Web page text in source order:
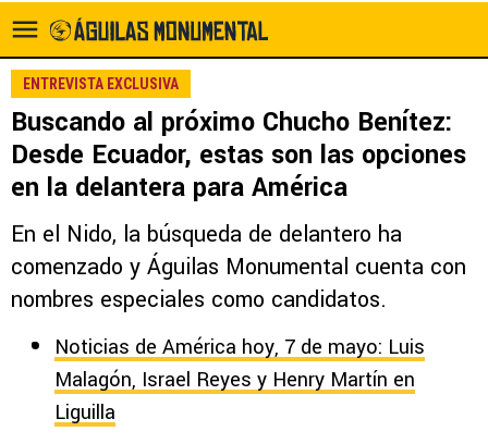
ENTREVISTA EXCLUSIVA
Buscando al próximo Chucho Benítez:
Desde Ecuador, estas son las opciones
en la delantera para América
En el Nido, la búsqueda de delantero ha
comenzado y Águilas Monumental cuenta con
nombres especiales como candidatos.
Noticias de América hoy, 7 de mayo: Luis
Malagón, Israel Reyes y Henry Martín en
Liguilla